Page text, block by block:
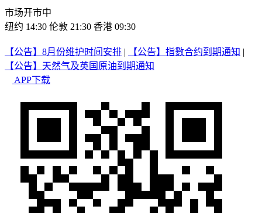
市场开市中
纽约 14:30 伦敦 21:30 香港 09:30
【公告】8月份维护时间安排 | 【公告】指數合约到期通知 |
【公告】天然气及英国原油到期通知
APP下载